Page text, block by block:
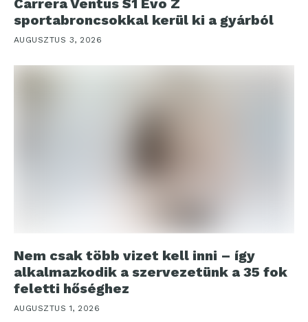
Carrera Ventus S1 Evo Z
sportabroncsokkal kerül ki a gyárból
AUGUSZTUS 3, 2026
Nem csak több vizet kell inni – így
alkalmazkodik a szervezetünk a 35 fok
feletti hőséghez
AUGUSZTUS 1, 2026